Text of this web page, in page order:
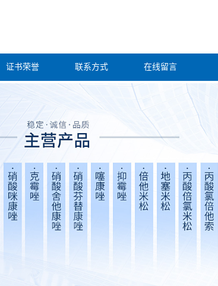
证书荣誉 联系方式 在线留言